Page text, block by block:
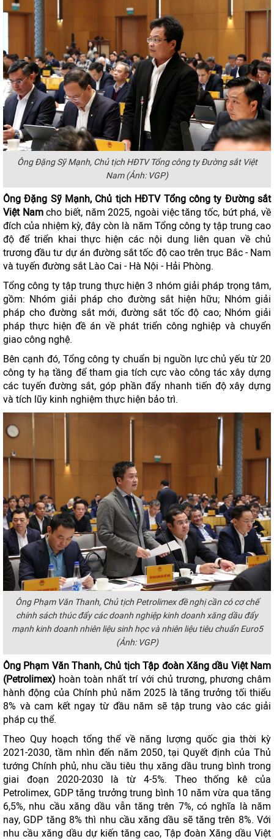
Ông Đặng Sỹ Mạnh, Chủ tịch HĐTV Tổng công ty Đường sắt Việt
Nam (Ảnh: VGP)
Ông Đặng Sỹ Mạnh, Chủ tịch HĐTV Tổng công ty Đường sắt
Việt Namcho biết, năm 2025, ngoài việc tăng tốc, bứt phá, về
đích của nhiệm kỳ, đây còn là năm Tổng công ty tập trung cao
độ để triển khai thực hiện các nội dung liên quan về chủ
trương đầu tư dự án đường sắt tốc độ cao trên trục Bắc - Nam
và tuyến đường sắt Lào Cai - Hà Nội - Hải Phòng.
Tổng công ty tập trung thực hiện 3 nhóm giải pháp trọng tâm,
gồm: Nhóm giải pháp cho đường sắt hiện hữu; Nhóm giải
pháp cho đường sắt mới, đường sắt tốc độ cao; Nhóm giải
pháp thực hiện đề án về phát triển công nghiệp và chuyển
giao công nghệ.
Bên cạnh đó, Tổng công ty chuẩn bị nguồn lực chủ yếu từ 20
công ty hạ tầng để tham gia tích cực vào công tác xây dựng
các tuyến đường sắt, góp phần đẩy nhanh tiến độ xây dựng
và tích lũy kinh nghiệm thực hiện bảo trì.
Ông Phạm Văn Thanh, Chủ tịch Petrolimex đề nghị cần có cơ chế
chính sách thúc đẩy các doanh nghiệp kinh doanh xăng dầu đẩy
mạnh kinh doanh nhiên liệu sinh học và nhiên liệu tiêu chuẩn Euro5
(Ảnh: VGP)
Ông Phạm Văn Thanh, Chủ tịch Tập đoàn Xăng dầu Việt Nam
(Petrolimex) hoàn toàn nhất trí với chủ trương, phương châm
hành động của Chính phủ năm 2025 là tăng trưởng tối thiểu
8% và cam kết ngay từ đầu năm sẽ tập trung vào các giải
pháp cụ thể.
Theo Quy hoạch tổng thể về năng lượng quốc gia thời kỳ
2021-2030, tầm nhìn đến năm 2050, tại Quyết định của Thủ
tướng Chính phủ, nhu cầu tiêu thụ xăng dầu trung bình trong
giai đoạn 2020-2030 là từ 4-5%. Theo thống kê của
Petrolimex, GDP tăng trưởng trung bình 10 năm vừa qua tăng
6,5%, nhu cầu xăng dầu vẫn tăng trên 7%, có nghĩa là năm
nay, GDP tăng 8% thì nhu cầu xăng dầu sẽ tăng trên 8%. Với
nhu cầu xăng dầu dự kiến tăng cao, Tập đoàn Xăng dầu Việt